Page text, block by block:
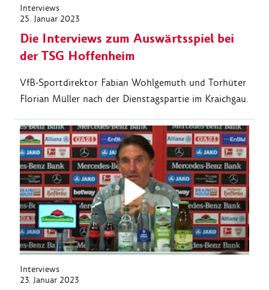
Interviews
25. Januar 2023
Die Interviews zum Auswärtsspiel bei
der TSG Hoffenheim
VfB-Sportdirektor Fabian Wohlgemuth und Torhüter
Florian Müller nach der Dienstagspartie im Kraichgau.
Interviews
23. Januar 2023